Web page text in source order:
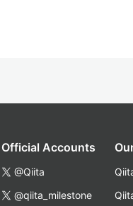
Official Accounts
@Qiita
@qiita_milestone